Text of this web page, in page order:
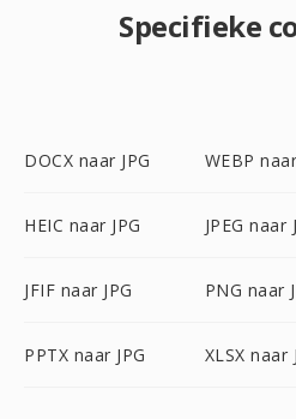
Specifieke
DOCX naar JPG WEBP
HEIC naar JPG JPEG naar
JFIF naar JPG PNG naar
PPTX naar JPG XLSX naar